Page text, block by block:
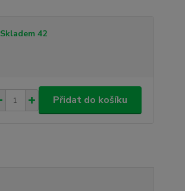
Skladem 42
Přidat do košíku